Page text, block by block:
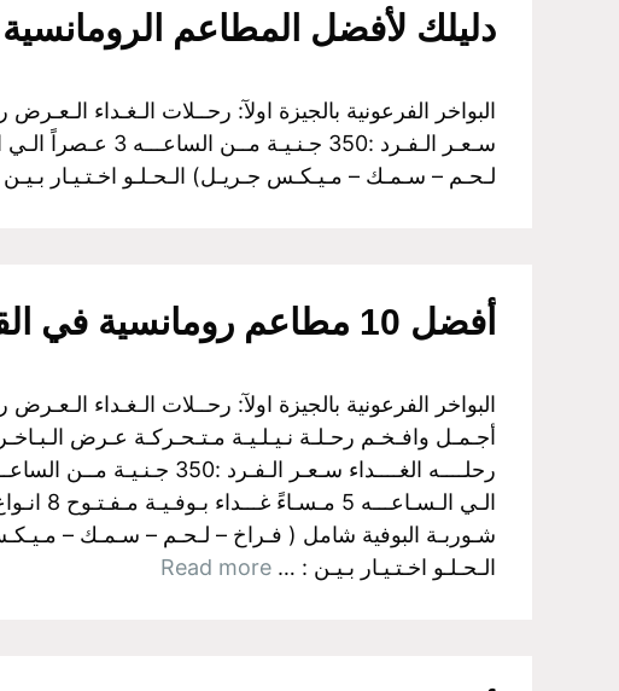
دليلك لأفضل المطاعم
لـحـم – سـمـك – مـيـكـس جـريـل) الـحـلـو اخـتـيـار
أفضل 10 مطاعم رومانسية في القاهرة
أجـمـل وافـخـم رحـلـة نـيـلـيـة مـتـحـركـة عـرض
الـي الـسـاعـــه
شـوربـة البوفية شامل ( فـراخ – لـحـم – سـمـك –
الـحـلـو اخـتـيـار بـيـن : … Read more